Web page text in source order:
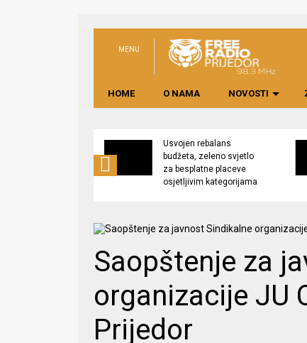
MENU
HOME O NAMA NOVOSTI
Usvojen rebalans
budžeta, zeleno svjetlo
za besplatne placeve
osjetljivim kategorijama
Saopštenje za
organizacije JU
Prijedor